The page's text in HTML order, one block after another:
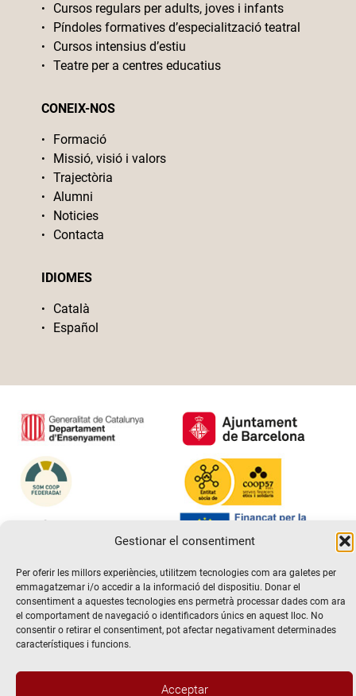
Gestionar el consentiment
Per oferir les millors experiències, utilitzem tecnologies com ara galetes per
emmagatzemar i/o accedir a la informació del dispositiu. Donar el
consentiment a aquestes tecnologies ens permetrà processar dades com ara
el comportament de navegació o identificadors únics en aquest lloc. No
consentir o retirar el consentiment, pot afectar negativament determinades
característiques i funcions.
Acceptar
Cursos regulars per adults, joves i infants
Píndoles formatives d’especialització teatral
Cursos intensius d’estiu
Teatre per a centres educatius
CONEIX-NOS
Formació
Missió, visió i valors
Trajectòria
Alumni
Noticies
Contacta
IDIOMES
Català
Español
@2026 Escola de teatre El Timbal. Tots els drets reservats